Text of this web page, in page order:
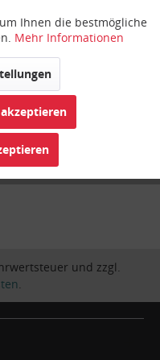
und zzgl.
.
Aktiv
Inaktiv
Inaktiv
Inaktiv
Ihnen die bestmögliche
Mehr Informationen